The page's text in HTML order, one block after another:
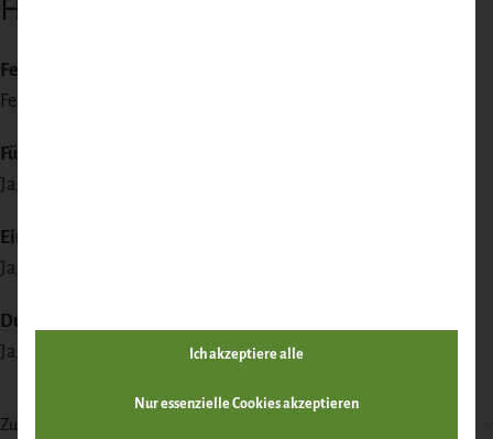
Häufige Fragen
Fein oder grob?
Fein ist homogener, grob hat sichtbare Stücke.
Für Kinder?
Ja, die feine Variante ist oft kinderfreundlicher.
Einfrieren?
Ja, 6 Monate.
Durchgegart?
Ja, aber kurz – 10 Minuten reichen.
Zutaten & Nährwerte
Ich akzeptiere alle
Nur essenzielle Cookies akzeptieren